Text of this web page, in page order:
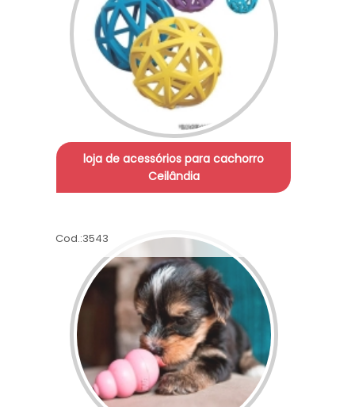
loja de acessórios para cachorro
Ceilândia
Cod.:3543